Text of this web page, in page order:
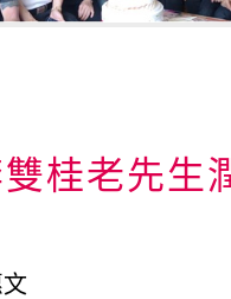
桂老先生